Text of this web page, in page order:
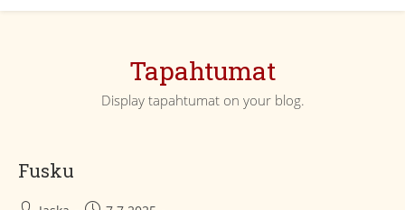
Tapahtumat
Display tapahtumat on your blog.
Fusku